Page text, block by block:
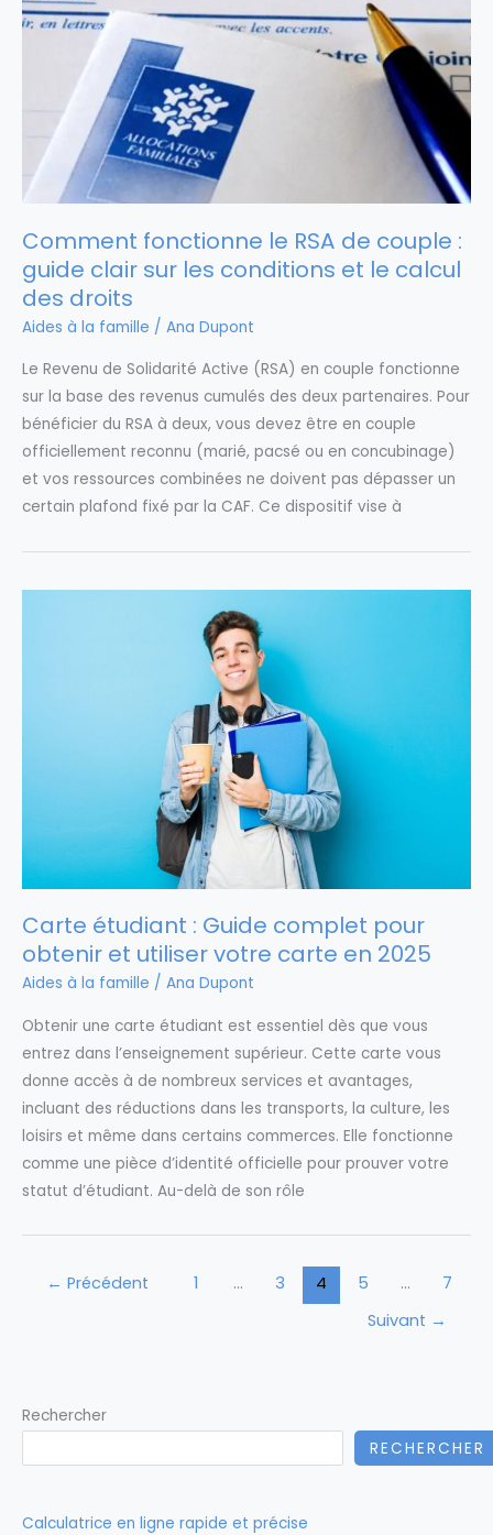
Comment fonctionne le RSA de couple :
guide clair sur les conditions et le calcul
des droits
Aides à la famille / Ana Dupont
Le Revenu de Solidarité Active (RSA) en couple fonctionne
sur la base des revenus cumulés des deux partenaires. Pour
bénéficier du RSA à deux, vous devez être en couple
officiellement reconnu (marié, pacsé ou en concubinage)
et vos ressources combinées ne doivent pas dépasser un
certain plafond fixé par la CAF. Ce dispositif vise à
Carte étudiant : Guide complet pour
obtenir et utiliser votre carte en 2025
Aides à la famille / Ana Dupont
Obtenir une carte étudiant est essentiel dès que vous
entrez dans l’enseignement supérieur. Cette carte vous
donne accès à de nombreux services et avantages,
incluant des réductions dans les transports, la culture, les
loisirs et même dans certains commerces. Elle fonctionne
comme une pièce d’identité officielle pour prouver votre
statut d’étudiant. Au-delà de son rôle
← Précédent 1 … 3 4 5 …
7
Suivant →
Rechercher
RECHERCHER
Calculatrice en ligne rapide et précise